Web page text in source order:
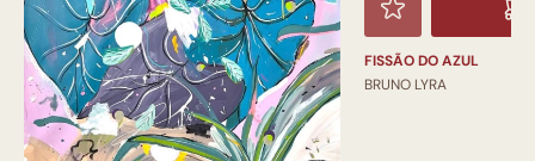
FISSÃO DO AZUL
BRUNO LYRA